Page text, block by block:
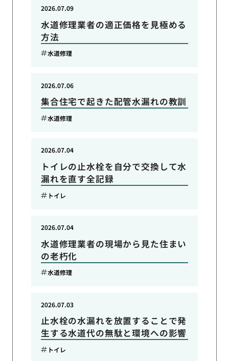
水道修理業者の適正価格を見極める
方法
2026.07.09
水道修理
集合住宅で起きた配管水漏れの教訓
2026.07.06
水道修理
トイレの止水栓を自分で交換して水
漏れを直す全記録
2026.07.04
トイレ
水道修理業者の現場から見た住まい
の老朽化
2026.07.04
水道修理
止水栓の水漏れを放置することで発
生する水道代の無駄と環境への影響
2026.07.03
トイレ